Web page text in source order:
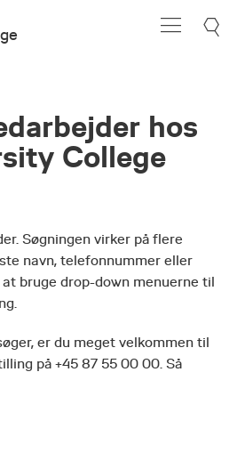
hos
College
Søgningen virker på flere
navn, telefonnummer eller
bruge drop-down menuerne til
er du meget velkommen til
på +45 87 55 00 00. Så